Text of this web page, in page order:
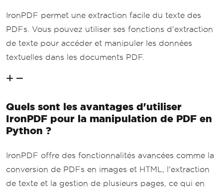
IronPDF permet une extraction facile du texte des
PDFs. Vous pouvez utiliser ses fonctions d'extraction
de texte pour accéder et manipuler les données
textuelles dans les documents PDF.
Quels sont les avantages d'utiliser
IronPDF pour la manipulation de PDF en
Python ?
IronPDF offre des fonctionnalités avancées comme la
conversion de PDFs en images et HTML, l'extraction
de texte et la gestion de plusieurs pages, ce qui en